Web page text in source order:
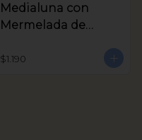
Medialuna con
Mermelada de
$1.190